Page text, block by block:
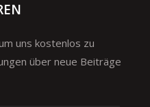
uns kostenlos zu
über neue Beiträge